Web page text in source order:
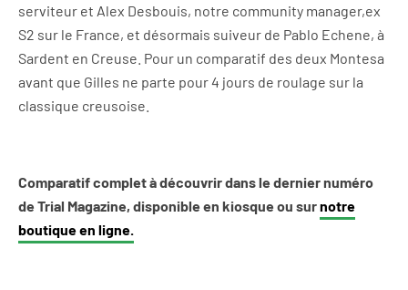
serviteur et Alex Desbouis, notre community manager,ex
S2 sur le France, et désormais suiveur de Pablo Echene, à
Sardent en Creuse . Pour un comparatif des deux Montesa
avant que Gilles ne parte pour 4 jours de roulage sur la
classique creusoise.
Comparatif complet à découvrir dans le dernier numéro
de Trial Magazine, disponible en kiosque ou surnotre
boutique en ligne.